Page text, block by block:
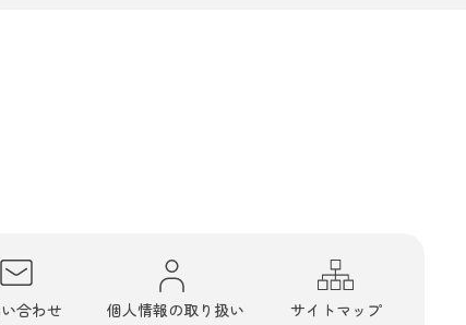
合わせ 個人情報の取り扱い サイトマップ